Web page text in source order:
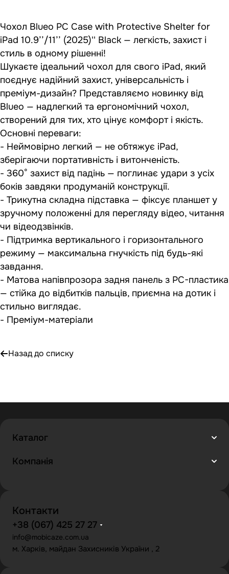
Чохол Blueo PC Case with Protective Shelter for
iPad 10.9’’/11’’ (2025)'' Black — легкість, захист і
стиль в одному рішенні!
Шукаєте ідеальний чохол для свого iPad, який
поєднує надійний захист, універсальність і
преміум-дизайн? Представляємо новинку від
Blueo — надлегкий та ергономічний чохол,
створений для тих, хто цінує комфорт і якість.
Основні переваги:
- Неймовірно легкий — не обтяжує iPad,
зберігаючи портативність і витонченість.
- 360° захист від падінь — поглинає удари з усіх
боків завдяки продуманій конструкції.
- Трикутна складна підставка — фіксує планшет у
зручному положенні для перегляду відео, читання
чи відеодзвінків.
- Підтримка вертикального і горизонтального
режиму — максимальна гнучкість під будь-які
завдання.
- Матова напівпрозора задня панель з PC-пластика
— стійка до відбитків пальців, приємна на дотик і
стильно виглядає.
- Преміум-матеріали
Назад до списку
Каталог
Компанія
Контакти
+38 (067) 425 27 27
info@mobicaze.com.ua
м. Харків, майдан Захисників України , 2